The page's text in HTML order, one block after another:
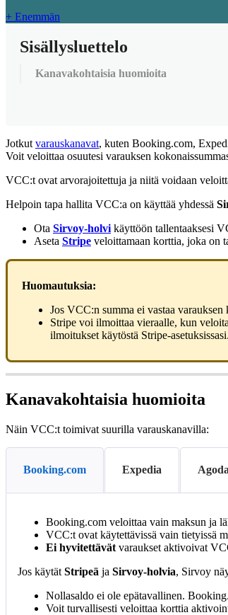
+ Enemmän
Sisällysluettelo
Kanavakohtaisia huomioita
Jotkut varauskanavat, kuten Booking.com,
Voit veloittaa osuutesi varauksen
VCC:t ovat arvorajoitettuja ja niitä voidaan
Helpoin tapa hallita VCC:a on käyttää yhdessä
Ota Sirvoy-holvi käyttöön tallentaaksesi
Aseta Stripe veloittamaan korttia, joka on
Huomautuksia:
Jos VCC:n summa ei vastaa varauksen
Stripe voi ilmoittaa vieraalle, kun
ilmoitukset käytöstä Stripe-asetuksissasi.
Kanavakohtaisia huomioita
Näin VCC:t toimivat suurilla varauskanavilla:
Booking.com Expedia Agoda
Booking.com veloittaa vain maksun ja lä
VCC:t ovat käytettävissä vain tietyissä
Ei hyvitettävät varaukset aktivoivat
Jos käytät Stripeä ja Sirvoy-holvia, Sirvoy nä
Nollasaldo ei ole epätavallinen. Booking.
Voit turvallisesti veloittaa korttia